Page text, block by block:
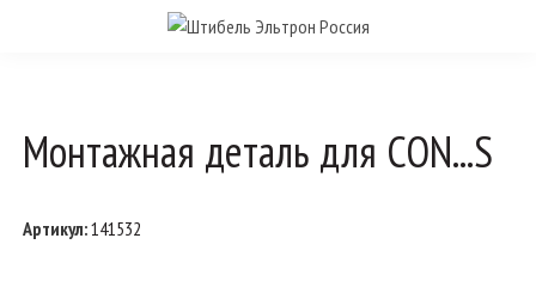
Монтажная деталь для CON...S
Артикул:141532